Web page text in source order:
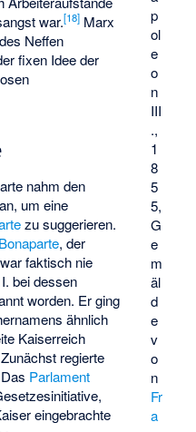
p
ol
e
o
n
III
.,
1
8
5
5,
G
e
m
äl
d
e
v
o
n
Fr
a
war.[18] Marx
Neffen
fixen Idee der
nahm den
um eine
zu suggerieren.
, der
faktisch nie
bei dessen
worden. Er ging
ähnlich
Kaiserreich
regierte
Parlament
eingebrachte